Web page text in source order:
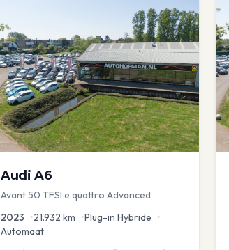
Audi A6
Avant 50 TFSI e quattro Advanced
2023 •21.932 km •Plug-in Hybride •
Automaat